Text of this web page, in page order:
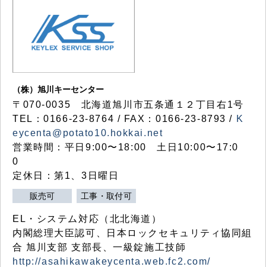
（株）旭川キーセンター
〒070-0035 北海道旭川市五条通１２丁目右1号
TEL：0166-23-8764 / FAX：0166-23-8793 / K
eycenta@potato10.hokkai.net
営業時間：平日9:00〜18:00 土日10:00〜17:0
0
定休日：第1、3日曜日
販売可 工事・取付可
EL・システム対応（北北海道）
内閣総理大臣認可、日本ロックセキュリティ協同組
合 旭川支部 支部長、一級錠施工技師
http://asahikawakeycenta.web.fc2.com/